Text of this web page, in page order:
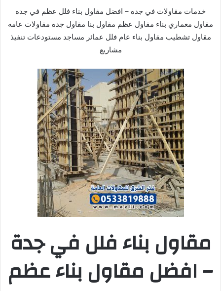
خدمات مقاولات في جده – افضل مقاول بناء فلل عظم في جده
مقاول معماري بناء مقاول عظم مقاول بنا مقاول جده مقاولات عامه
مقاول تشطيب مقاول بناء عام فلل عمائر مساجد مستودعات تنفيذ
مشاريع
مقاول بناء فلل في جدة
– افضل مقاول بناء عظم